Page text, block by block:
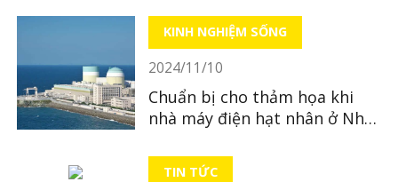
KINH NGHIỆM SỐNG
2024/11/10
Chuẩn bị cho thảm họa khi
nhà máy điện hạt nhân ở Nhật
TIN TỨC